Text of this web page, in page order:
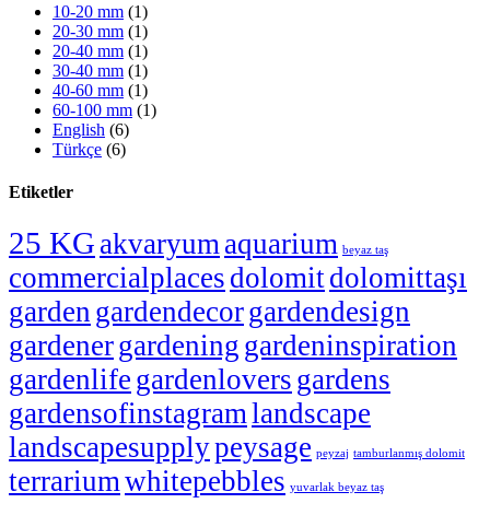
10-20 mm (1)
20-30 mm (1)
20-40 mm (1)
30-40 mm (1)
40-60 mm (1)
60-100 mm (1)
English (6)
Türkçe (6)
Etiketler
25 KG akvaryumaquarium beyaz taş
commercialplaces dolomitdolomittaşı
garden gardendecorgardendesign
gardenergardening gardeninspiration
gardenlife gardenlovers gardens
gardensofinstagramlandscape
landscapesupplypeysage peyzaj tamburlanmış dolomit
terrariumwhitepebbles yuvarlak beyaz taş